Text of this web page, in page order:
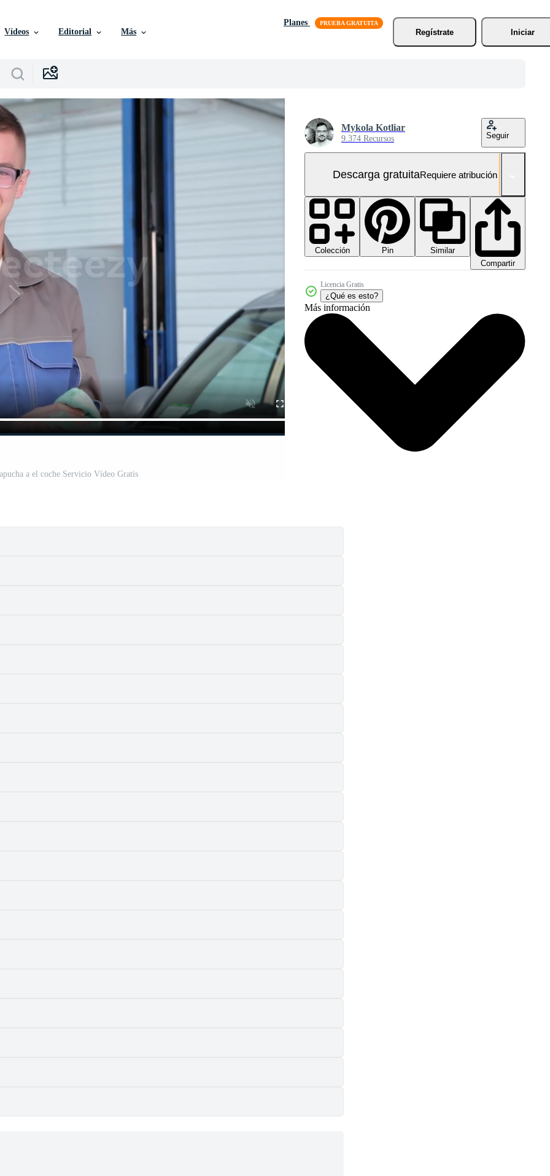
Vídeos Editorial Más
Planes
Regístrate
Iniciar
a el coche Servicio Vídeo Gratis
Mykola Kotliar
9.374 Recursos Seguir
Descarga gratuitaRequiere atribución
Colección Pin
Similar
Compartir
Licencia Gratis
¿Qué es esto?
Más información